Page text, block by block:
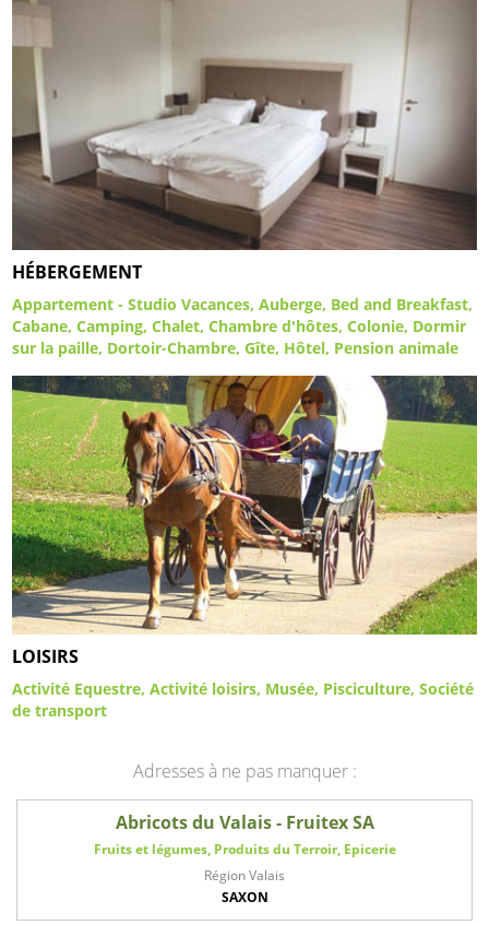
HÉBERGEMENT
Appartement - Studio Vacances Auberge Bed and Breakfast
Cabane Camping Chalet Chambre d'hôtes Colonie Dormir
sur la paille Dortoir-Chambre Gîte Hôtel Pension animale
LOISIRS
Activité Equestre Activité loisirs Musée Pisciculture Société
de transport
Adresses à ne pas manquer :
Abricots du Valais - Fruitex SA
Fruits et légumes, Produits du Terroir, Epicerie
Région Valais
SAXON